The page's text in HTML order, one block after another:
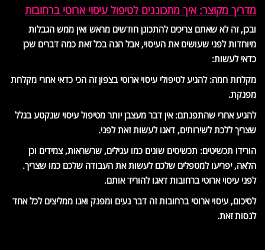
מדריך מקוצר: איך מתכוננים לטיפול עיסוי ארוטי ברחובות
ובכן, זה לא שאתם צריכים להתכונן חודשים מראש ואין ממש הגבלות
מיוחדות לפני שעושים את העיסוי, אבל הנה בכל זאת כמה דברים שכן
כדאי לעשות:
מקלחת חמה: להגיע לטיפולי עיסוי ארוטי בצפון זה הכי כדאי אחרי מקלחת
מפנקת.
להגיע אחרי שהתפנתם: אין דבר מעצבן יותר מטיפול עיסוי שנקטע בגלל
שצריך ללכת לשירותים, דאגו לעשות זאת לפני.
הורידו תכשיטים: תכשיטים שונים כמו עגילים, שרשראות, צמידים וכן
הלאה, יפריעו למטפלים שלכם לעשות את העבודה שלכם כמו שצריך.
לפני עיסוי ארוטי ברחובות דאגו להוריד אותם.
לסיכום, עיסוי ארוטי ברחובות זה דבר נעים ומפנק ואנו ממליצים לכל אחד
לנסות זאת.